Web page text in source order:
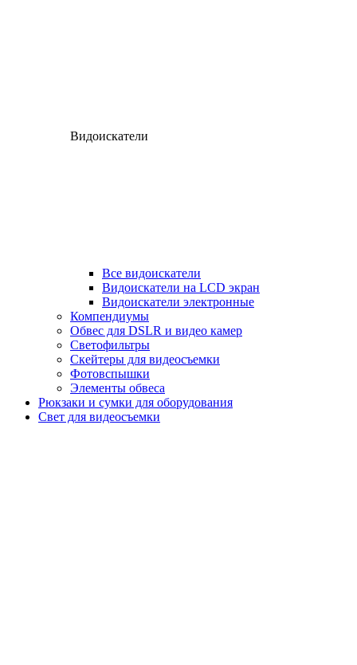
Видоискатели
Все видоискатели
Видоискатели на LCD экран
Видоискатели электронные
Компендиумы
Обвес для DSLR и видео камер
Светофильтры
Скейтеры для видеосъемки
Фотовспышки
Элементы обвеса
Рюкзаки и сумки для оборудования
Свет для видеосъемки